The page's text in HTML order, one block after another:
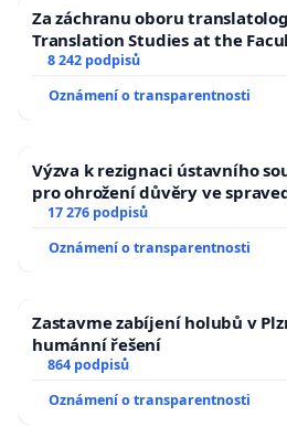
Za záchranu oboru
Translation Studies at the
University
8 242 podpisů
Oznámení o transparentnosti
Výzva k rezignaci ústavního
pro ohrožení důvěry ve
17 276 podpisů
Oznámení o transparentnosti
Zastavme zabíjení holubů v
humánní řešení
864 podpisů
Oznámení o transparentnosti